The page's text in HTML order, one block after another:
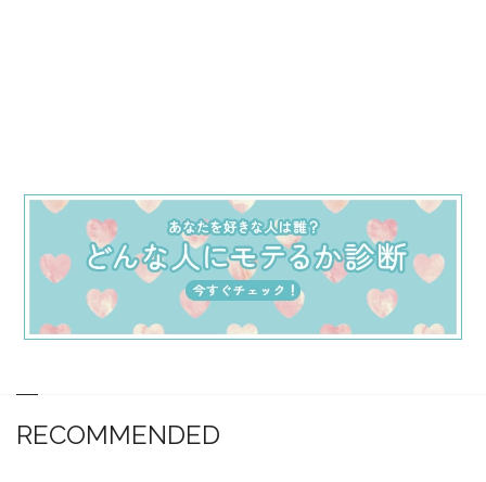
RECOMMENDED